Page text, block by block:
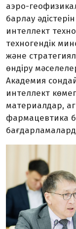
аэро-
барлау
интеллект
техногендік
және
өндіру
Академия
интеллект
материалдар,
фармацевтика